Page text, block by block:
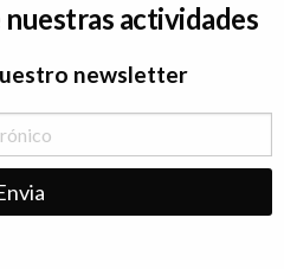
actividades
newsletter